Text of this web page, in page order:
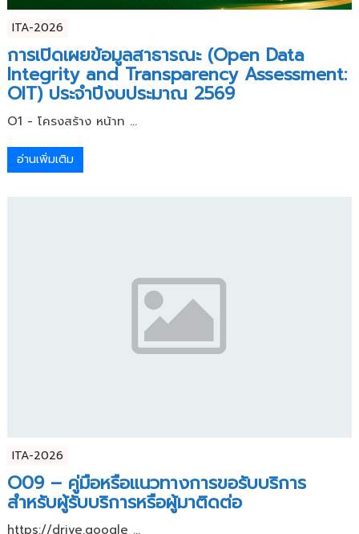
ITA-2026
การเปิดเผยข้อมูลสาธารณะ (Open Data
Integrity and Transparency Assessment:
OIT) ประจำปีงบประมาณ 2569
O1 - โครงสร้าง หน้าท ...
อ่านเพิ่มเติม
ITA-2026
O09 – คู่มือหรือแนวทางการขอรับบริการ
สำหรับผู้รับบริการหรือผู้มาติดต่อ
https://drive.google ...